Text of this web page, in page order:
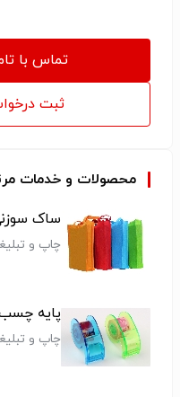
تماس با
ثبت
محصولات و خدمات
ساک‌
چاپ و
پایه
چاپ و